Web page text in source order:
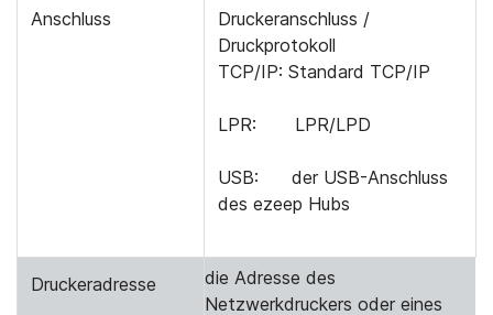
Anschluss
Druckeranschluss /
Druckprotokoll
TCP/IP: Standard TCP/IP
LPR: LPR/LPD
USB: der USB-Anschluss
des ezeep Hubs
Druckeradresse
die Adresse des
Netzwerkdruckers oder eines